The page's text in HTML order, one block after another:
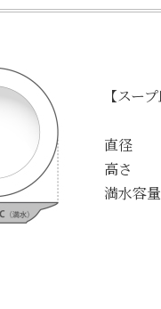
【スー
直径
高さ
満水容